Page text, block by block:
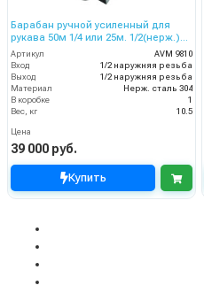
Барабан ручной усиленный для
рукава 50м 1/4 или 25м. 1/2(нерж.)
1/2ш.1/2ш. 200 бар.
Артикул
AVM 9810
Вход
1/2 наружняя резьба
Выход
1/2 наружняя резьба
Материал
Нерж. сталь 304
В коробке
1
Вес, кг
10.5
Цена
39 000 руб.
Купить